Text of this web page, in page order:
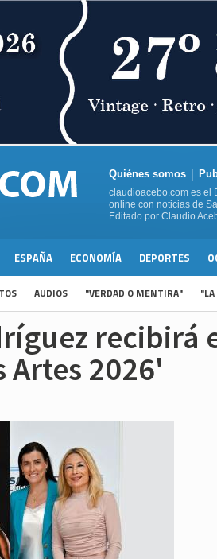
Quiénes somos
claudioacebo.com es el
online con noticias de
Editado por Claudio
ESPAÑA ECONOMÍA DEPORTES
AUDIOS "VERDAD O MENTIRA"
recibirá
2026'